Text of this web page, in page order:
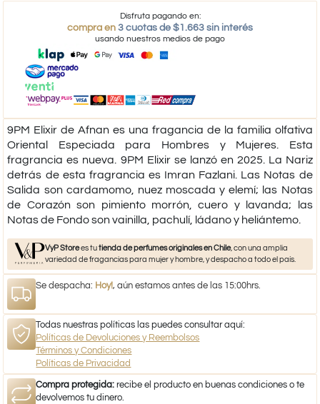
Disfruta pagando en:
compra en 3 cuotas de $1.663 sin interés
usando nuestros medios de pago
9PM Elixir deAfnan es una fragancia de la familia olfativa
Oriental Especiada para Hombres y Mujeres. Esta
fragrancia es nueva. 9PM Elixirse lanzó en 2025. La Nariz
detrás de esta fragrancia es Imran Fazlani. Las Notas de
Salida son cardamomo, nuez moscada y elemí; las Notas
de Corazón son pimiento morrón, cuero y lavanda; las
Notas de Fondo son vainilla, pachulí, ládano y heliántemo.
VyP Storees tutienda de perfumes originales en Chile, con una amplia
variedad de fragancias para mujer y hombre, y despacho a todo el país.
Se despacha: Hoy!, aún estamos antes de las 15:00hrs.
Todas nuestras políticas las puedes consultar aquí:
Políticas de Devoluciones y Reembolsos
Términos y Condiciones
Políticas de Privacidad
Compra protegida: recibe el producto en buenas condiciones o te
devolvemos tu dinero.